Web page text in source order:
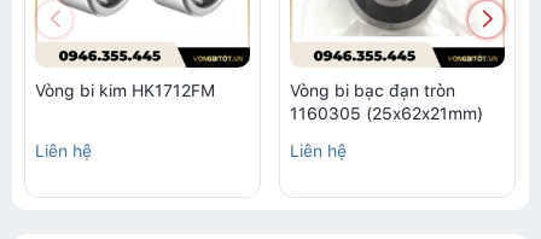
Vòng bi kim HK1712FM
Liên hệ
Vòng bi bạc đạn tròn
1160305 (25x62x21mm)
Liên hệ